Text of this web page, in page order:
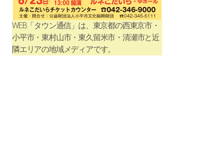
WEB「タウン通信」は、東京都の西東京市・
小平市・東村山市・東久留米市・清瀬市と近
隣エリアの地域メディアです。